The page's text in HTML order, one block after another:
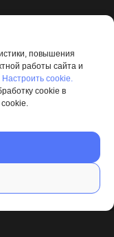
повышения
работы сайта и
Настроить cookie.
cookie в